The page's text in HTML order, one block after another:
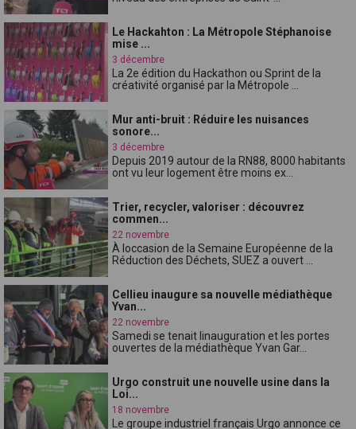
Le Hackahton : La Métropole Stéphanoise
mise ...
3 décembre
La 2e édition du Hackathon ou Sprint de la
créativité organisé par la Métropole ...
Mur anti-bruit : Réduire les nuisances
sonore...
3 décembre
Depuis 2019 autour de la RN88, 8000 habitants
ont vu leur logement être moins ex...
Trier, recycler, valoriser : découvrez
commen...
22 novembre
À loccasion de la Semaine Européenne de la
Réduction des Déchets, SUEZ a ouvert ...
Cellieu inaugure sa nouvelle médiathèque
Yvan...
22 novembre
Samedi se tenait linauguration et les portes
ouvertes de la médiathèque Yvan Gar...
Urgo construit une nouvelle usine dans la
Loi...
18 novembre
Le groupe industriel français Urgo annonce ce